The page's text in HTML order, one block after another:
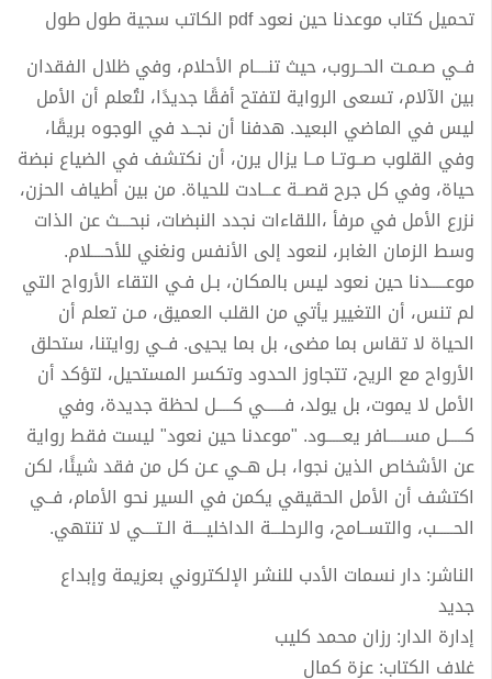
تحميل كتاب موعدنا حين نعود pdf الكاتب سجية طول طول
فــي صـمـت الحــروب، حيث تنــــام الأحلام، وفي ظلال الفقدان
بين الآلام، تسعى الرواية لتفتح أفقًا جديدًا، لتُعلم أن الأمل
ليس في الماضي البعيد. هدفنا أن نجــد في الوجوه بريقًا،
وفي القلوب صــوتـا مــا يزال يرن، أن نكتشف في الضياع نبضة
حياة، وفي كل جرح قصــة عـــادت للحياة. من بين أطياف الحزن،
نزرع الأمل في مرفأ ،اللقاءات نجدد النبضات، نبحـــث عن الذات
وسط الزمان الغابر، لنعود إلى الأنفس ونغني للأحــــلام.
موعـــــدنا حين نعود ليس بالمكان، بـل فـي التقاء الأرواح التي
لم تنس، أن التغيير يأتي من القلب العميق، مـن تعلم أن
الحياة لا تقاس بما مضى، بل بما يحيى. فــي روايتنا، ستحلق
الأرواح مع الريح، تتجاوز الحدود وتكسر المستحيل، لتؤكد أن
الأمل لا يموت، بل يولد، فــــــي كـــــل لحظة جديدة، وفي
كـــــل مســـــافر يعـــــود. "موعدنا حين نعود" ليست فقط رواية
عن الأشخاص الذين نجوا، بـل هــي عـن كل من فقد شيئًا، لكن
اكتشف أن الأمل الحقيقي يكمن في السير نحو الأمام، فــي
الحـــــب، والتســامح، والرحلـــة الداخليــــة الـتــــي لا تنتهي.
الناشر: دار نسمات الأدب للنشر الإلكتروني بعزيمة وإبداع
جديد
إدارة الدار: رزان محمد كليب
غلاف الكتاب: عزة كمال